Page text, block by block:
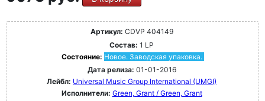
Артикул: CDVP 404149
Состав: 1 LP
Состояние: Новое. Заводская упаковка.
Дата релиза: 01-01-2016
Лейбл: Universal Music Group International (UMGI)
Исполнители: Green, Grant / Green, Grant